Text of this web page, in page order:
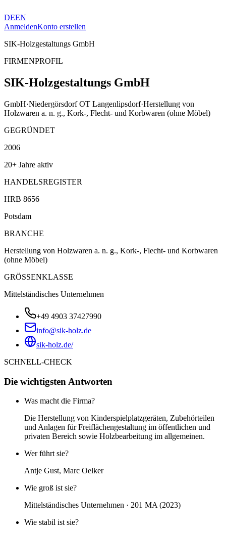
DEEN
AnmeldenKonto erstellen
SIK-Holzgestaltungs GmbH
FIRMENPROFIL
SIK-Holzgestaltungs GmbH
GmbH·Niedergörsdorf OT Langenlipsdorf·Herstellung von
Holzwaren a. n. g., Kork-, Flecht- und Korbwaren (ohne Möbel)
GEGRÜNDET
2006
20+ Jahre aktiv
HANDELSREGISTER
HRB 8656
Potsdam
BRANCHE
Herstellung von Holzwaren a. n. g., Kork-, Flecht- und Korbwaren
(ohne Möbel)
GRÖSSENKLASSE
Mittelständisches Unternehmen
+49 4903 37427990
info@sik-holz.de
sik-holz.de/
SCHNELL-CHECK
Die wichtigsten Antworten
Was macht die Firma?
Die Herstellung von Kinderspielplatzgeräten, Zubehörteilen
und Anlagen für Freiflächengestaltung im öffentlichen und
privaten Bereich sowie Holzbearbeitung im allgemeinen.
Wer führt sie?
Antje Gust, Marc Oelker
Wie groß ist sie?
Mittelständisches Unternehmen · 201 MA (2023)
Wie stabil ist sie?